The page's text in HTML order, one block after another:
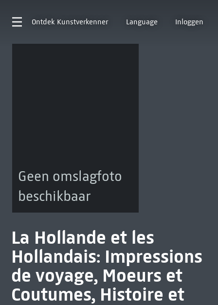
Ontdek Kunstverkenner Language Inloggen
Geen omslagfoto
beschikbaar
La Hollande et les
Hollandais: Impressions
de voyage, Moeurs et
Coutumes, Histoire et